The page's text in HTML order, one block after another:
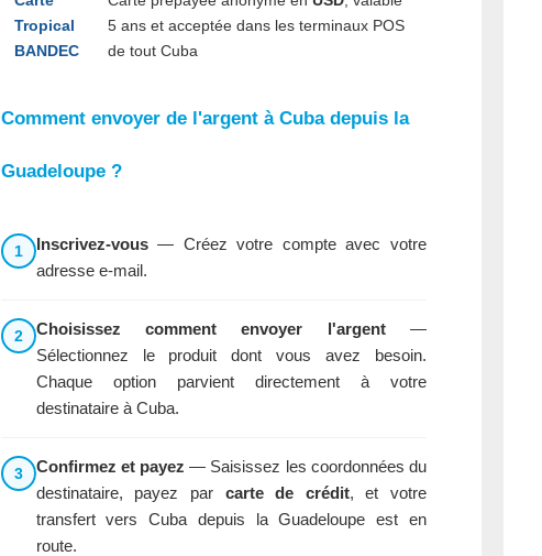
Tropical
BANDEC
5 ans et acceptée dans les terminaux POS
de tout Cuba
Comment envoyer de l'argent à Cuba depuis la
Guadeloupe ?
1 Inscrivez-vous— Créez votre compte avec votre
adresse e-mail.
2 Choisissez comment envoyer l'argent—
Sélectionnez le produit dont vous avez besoin.
Chaque option parvient directement à votre
destinataire à Cuba.
3 Confirmez et payez — Saisissez les coordonnées du
destinataire, payez par carte de crédit, et votre
transfert vers Cuba depuis la Guadeloupe est en
route.